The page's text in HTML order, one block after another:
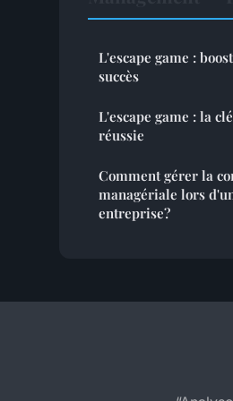
L'escape game :
succès
L'escape game : la
réussie
Comment gérer la
managériale lors
entreprise?